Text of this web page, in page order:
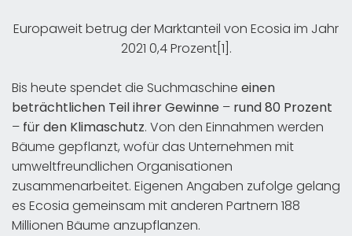
Europaweit betrug der Marktanteil von Ecosia im Jahr
2021 0,4 Prozent[1].
Bis heute spendet die Suchmaschine einen
beträchtlichen Teil ihrer Gewinne – rund 80 Prozent
– für den Klimaschutz. Von den Einnahmen werden
Bäume gepflanzt, wofür das Unternehmen mit
umweltfreundlichen Organisationen
zusammenarbeitet. Eigenen Angaben zufolge gelang
es Ecosia gemeinsam mit anderen Partnern 188
Millionen Bäume anzupflanzen.